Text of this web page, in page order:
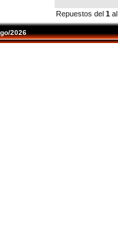
Repuestos del 1 al
2026